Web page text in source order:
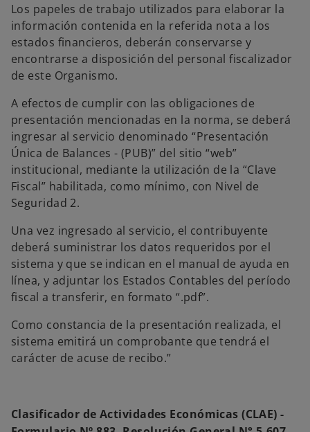
Los papeles de trabajo utilizados para elaborar la
información contenida en la referida nota a los
estados financieros, deberán conservarse y
encontrarse a disposición del personal fiscalizador
de este Organismo.
A efectos de cumplir con las obligaciones de
presentación mencionadas en la norma, se deberá
ingresar al servicio denominado “Presentación
Única de Balances - (PUB)” del sitio “web”
institucional, mediante la utilización de la “Clave
Fiscal” habilitada, como mínimo, con Nivel de
Seguridad 2.
Una vez ingresado al servicio, el contribuyente
deberá suministrar los datos requeridos por el
sistema y que se indican en el manual de ayuda en
línea, y adjuntar los Estados Contables del período
fiscal a transferir, en formato “.pdf”.
Como constancia de la presentación realizada, el
sistema emitirá un comprobante que tendrá el
carácter de acuse de recibo.”
Clasificador de Actividades Económicas (CLAE) -